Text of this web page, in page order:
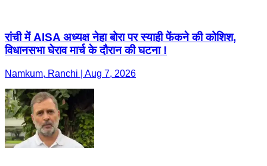
रांची में AISA अध्यक्ष नेहा बोरा पर स्याही फेंकने की कोशिश,
विधानसभा घेराव मार्च के दौरान की घटना !
Namkum, Ranchi | Aug 7, 2026